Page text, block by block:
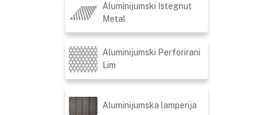
Aluminijumski Istegnut
Metal
Aluminijumski Perforirani
Lim
Aluminijumska lamperija